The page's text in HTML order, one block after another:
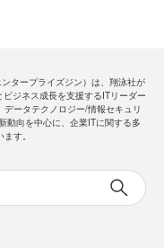
ンタープライズジン）は、翔泳社が
ジネス成長を支援するITリーダー
ータテクノロジー/情報セキュリ
動向を中心に、企業ITに関する多
す。